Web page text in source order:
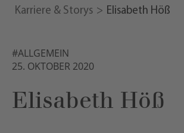
Karriere & Storys Elisabeth Höß
#ALLGEMEIN
25. OKTOBER 2020
Elisabeth Höß